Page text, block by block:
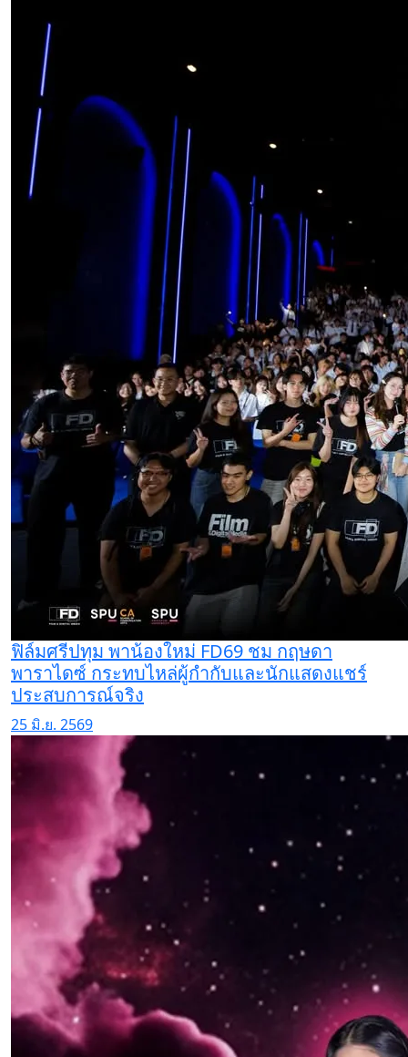
ฟิล์มศรีปทุม พาน้องใหม่ FD69 ชม กฤษดา
พาราไดซ์ กระทบไหล่ผู้กำกับและนักแสดงแชร์
ประสบการณ์จริง
25 มิ.ย. 2569